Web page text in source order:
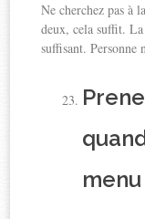
Ne cherchez pas à
deux, cela suffit.
suffisant. Personne